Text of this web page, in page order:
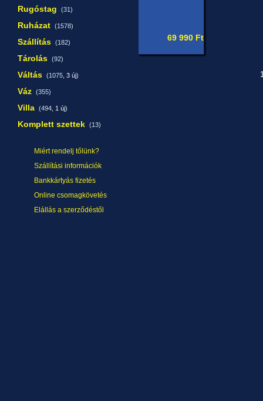
Rugóstag (31)
Ruházat (1578)
Szállítás (182)
Tárolás (92)
Váltás (1075, 3 új)
Váz (355)
Villa (494, 1 új)
Komplett szettek (13)
Miért rendelj tőlünk?
Szállítási információk
Bankkártyás fizetés
Online csomagkövetés
Elállás a szerződéstől
69 990 Ft